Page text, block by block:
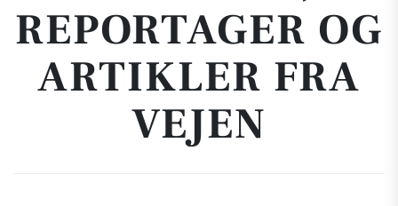
REPORTAGER OG
ARTIKLER FRA
VEJEN